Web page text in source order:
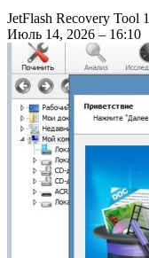
JetFlash Recovery Tool
Июль 14, 2026 – 16:10